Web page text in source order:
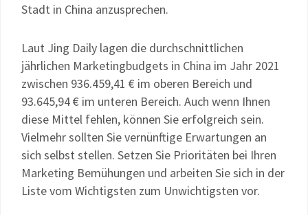
Stadt in China anzusprechen.
Laut Jing Daily lagen die durchschnittlichen
jährlichen Marketingbudgets in China im Jahr 2021
zwischen 936.459,41 € im oberen Bereich und
93.645,94 € im unteren Bereich. Auch wenn Ihnen
diese Mittel fehlen, können Sie erfolgreich sein.
Vielmehr sollten Sie vernünftige Erwartungen an
sich selbst stellen. Setzen Sie Prioritäten bei Ihren
Marketing Bemühungen und arbeiten Sie sich in der
Liste vom Wichtigsten zum Unwichtigsten vor.